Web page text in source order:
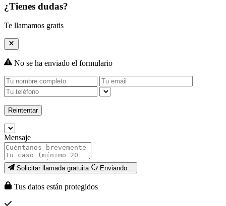
¿Tienes dudas?
Te llamamos gratis
No se ha enviado el formulario
Reintentar
Mensaje
Solicitar llamada gratuita Enviando...
Tus datos están protegidos